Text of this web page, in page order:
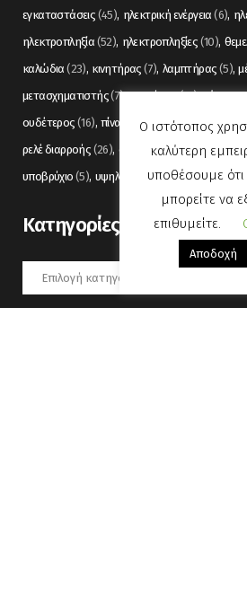
εγκαταστάσεις (45) ηλεκτρική ενέργεια (6)
ηλεκτροπληξία (52) ηλεκτροπληξίες (10)
καλώδια (23) κινητήρας (7) λαμπτήρας (5)
μετασχηματιστής(7) μετρήσεις(12) μόνωση
ουδέτερος (16) πίνακας (17) πίνακες(7)
ρελέ διαρροής (26) συναγερμός(5)
υποβρύχιο (5) υψηλή τάση(8) φωτισμός (6)
Kατηγορίες
Kατηγορίες
Ο ιστότοπος
καλύτερη
υποθέσουμε
μπορείτε να
επιθυμείτε.
Αποδοχή